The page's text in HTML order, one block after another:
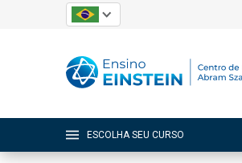
ESCOLHA SEU CURSO